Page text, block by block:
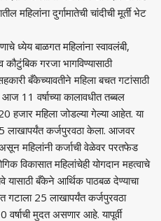
महिलांना दुर्गामातेची चांदीची मूर्ती भेट
ध्येय बाळगत महिलांना स्वावलंबी,
कौटुंबिक गरजा भागविण्यासाठी
बँकेच्यावतीने महिला बचत गटांसाठी
आज 11 वर्षाच्या कालावधीत तब्बल
हजार महिला जोडल्या गेल्या आहेत. या
लाखापर्यंत कर्जपुरवठा केला. आजवर
महिलांनी कर्जाची वेळेवर परतफेड
विकासात महिलांचेही योगदान महत्वाचे
यासाठी बँकेने आर्थिक पाठबळ देण्याचा
गटाला 25 लाखापर्यंत कर्जपुरवठा
वर्षाची मुदत असणार आहे. यापूर्वी